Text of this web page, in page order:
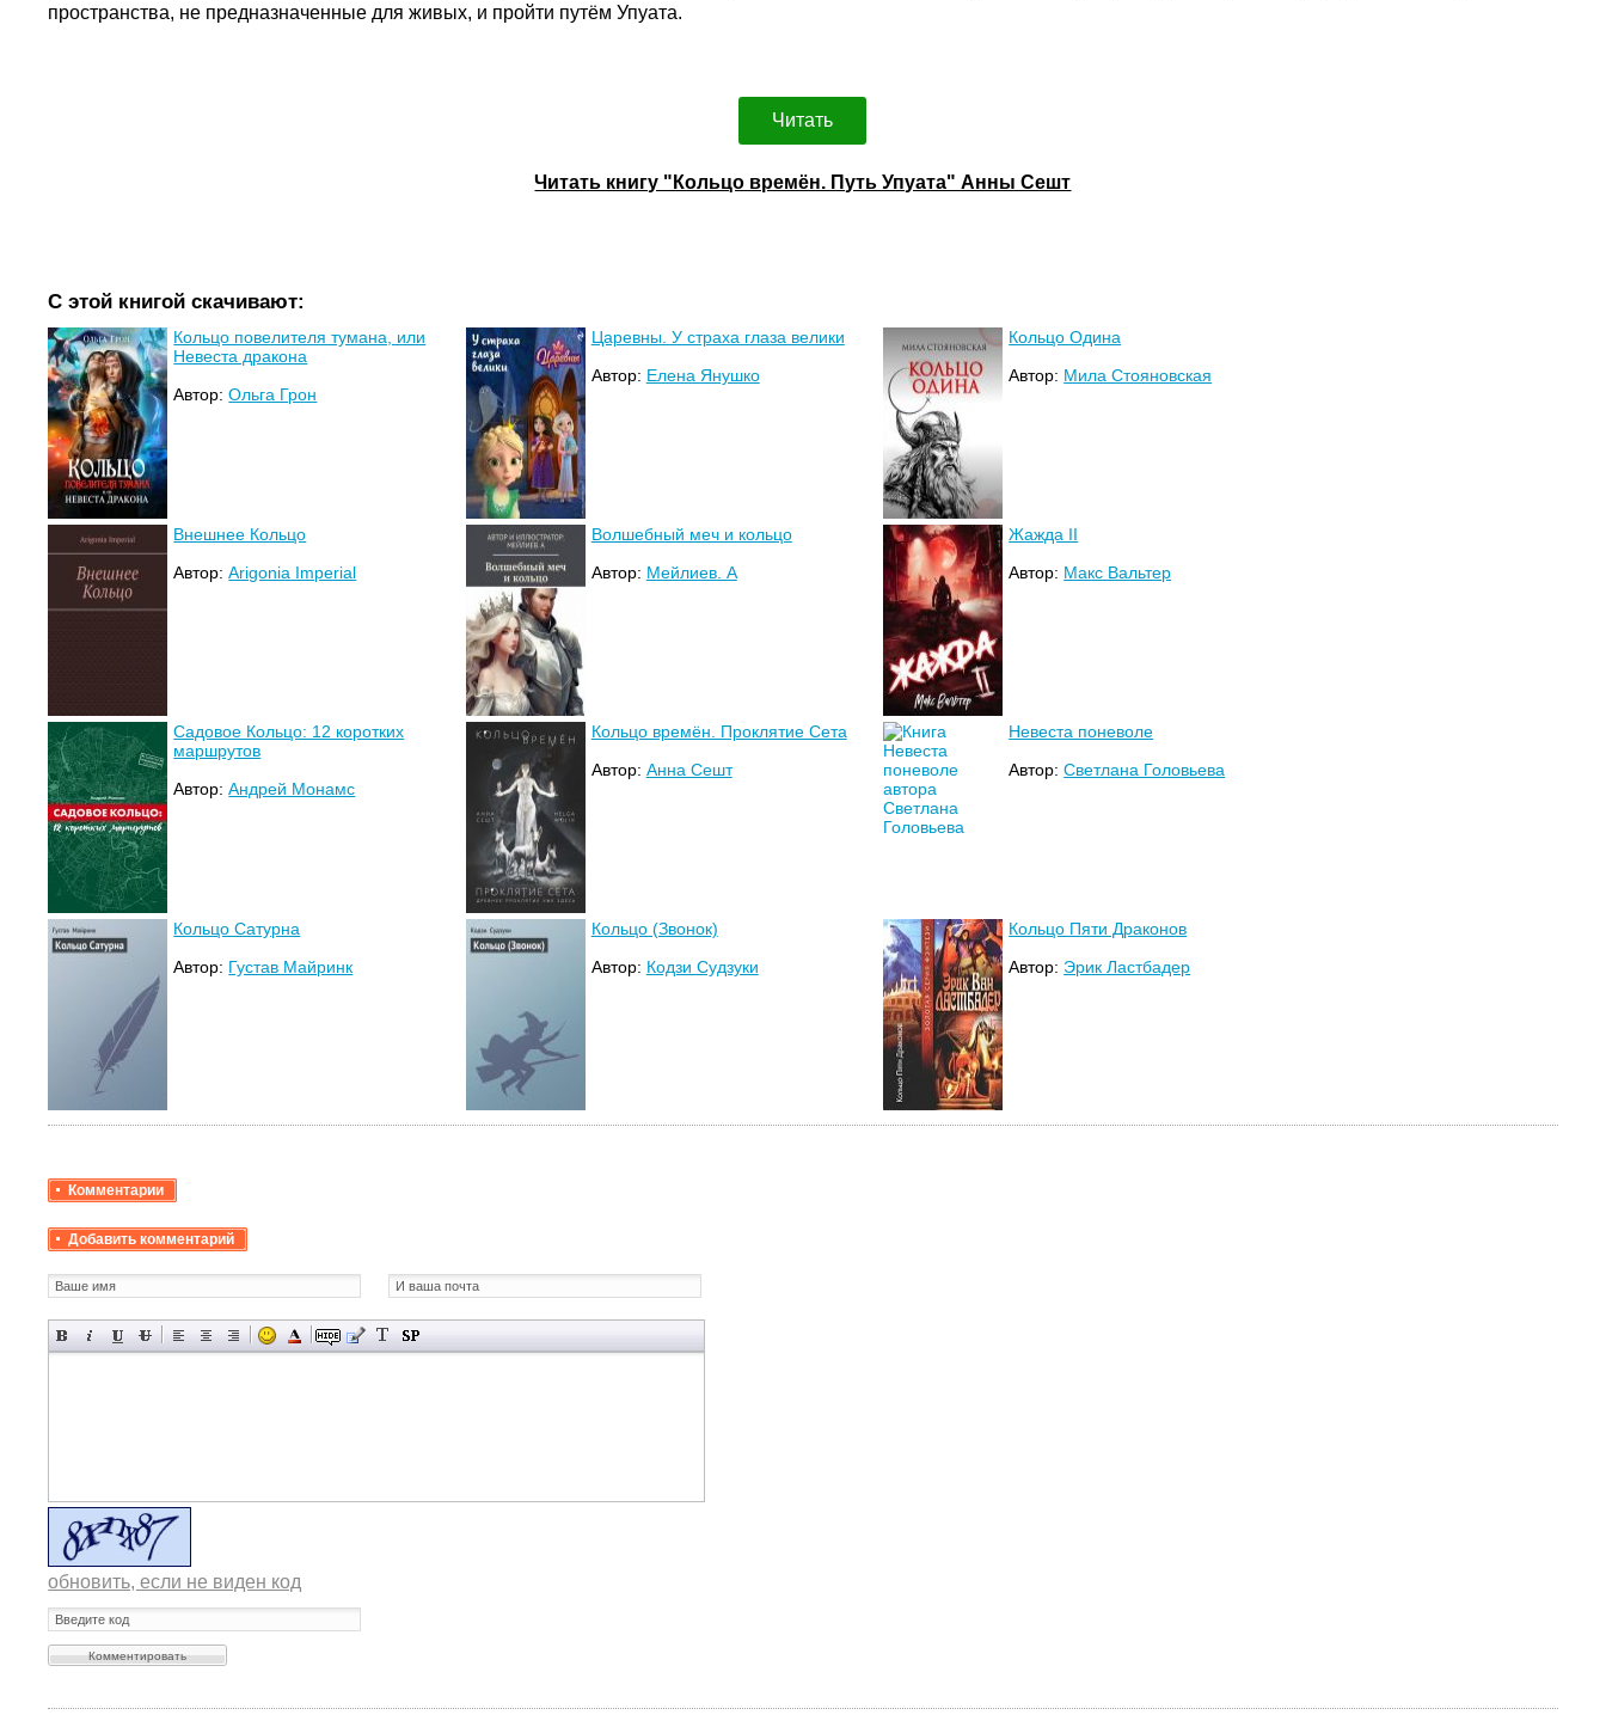
пространства, не предназначенные для живых, и пройти путём Упуата.
Читать
Читать книгу "Кольцо времён. Путь Упуата" Анны Сешт
С этой книгой скачивают:
Кольцо повелителя тумана, или
Невеста дракона
Автор:Ольга Грон
Царевны. У страха глаза велики
Автор: Елена Янушко
Кольцо Одина
Автор: Мила Стояновская
Внешнее Кольцо
Автор:Arigonia Imperial
Волшебный меч и кольцо
Автор: Мейлиев. А
Жажда II
Автор: Макс Вальтер
Садовое Кольцо: 12 коротких
маршрутов
Автор:Андрей Монамс
Кольцо времён. Проклятие Сета
Автор: Анна Сешт
Невеста поневоле
Автор:Светлана Головьева
Кольцо Сатурна
Автор: Густав Майринк
Кольцо (Звонок)
Автор: Кодзи Судзуки
Кольцо Пяти Драконов
Автор: Эрик Ластбадер
Комментарии
Добавить комментарий
обновить, если не виден код